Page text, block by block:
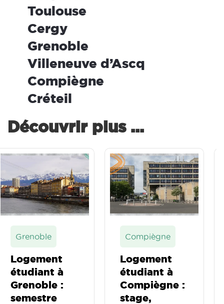
Toulouse
Cergy
Grenoble
Villeneuve d’Ascq
Compiègne
Créteil
Découvrir plus ...
Grenoble
Logement
étudiant à
Grenoble :
semestre
Compiègne
Logement
étudiant à
Compiègne :
stage,